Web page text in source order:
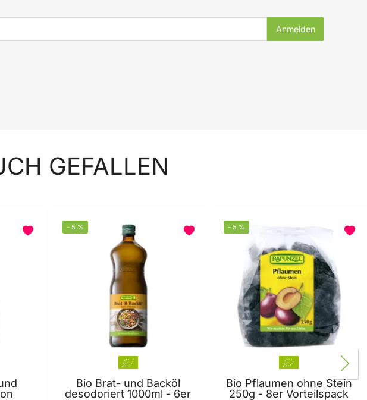
GEFALLEN
-5 %
Bio Brat- und Backöl
desodoriert 1000ml - 6er
- 5 %
Bio Pflaumen ohne Stein
250g - 8er Vorteilspack